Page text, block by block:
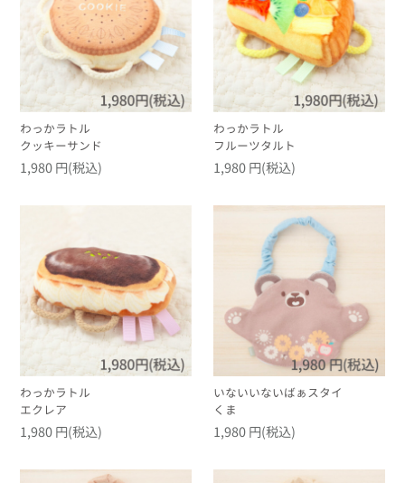
わっかラトル
クッキーサンド
1,980 円(税込)
わっかラトル
フルーツタルト
1,980 円(税込)
わっかラトル
エクレア
1,980 円(税込)
いないいないばぁスタイ
くま
1,980 円(税込)